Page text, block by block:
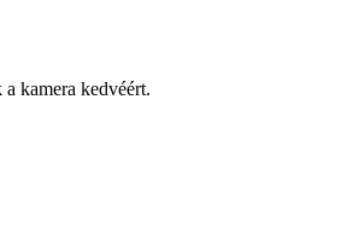
kamera kedvéért.